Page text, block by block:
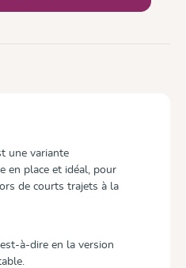
une variante
en place et idéal, pour
de courts trajets à la
à-dire en la version